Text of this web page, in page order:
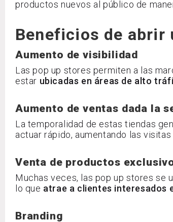
productos nuevos al público de
Beneficios de abrir
Aumento de visibilidad
Las pop up stores permiten a las
estar ubicadas en áreas de alto
Aumento de ventas dada la
La temporalidad de estas tiendas
actuar rápido, aumentando las
Venta de productos
Muchas veces, las pop up stores se
lo que atrae a clientes interesados
Branding